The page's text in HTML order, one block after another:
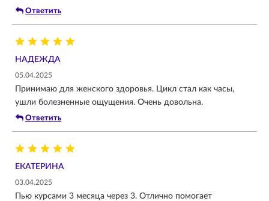
Ответить
НАДЕЖДА
05.04.2025
Принимаю для женского здоровья. Цикл стал как часы,
ушли болезненные ощущения. Очень довольна.
Ответить
ЕКАТЕРИНА
03.04.2025
Пью курсами 3 месяца через 3. Отлично помогает